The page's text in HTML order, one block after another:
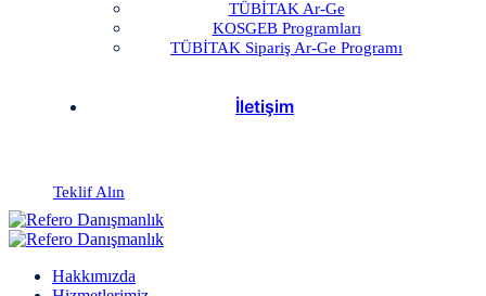
TÜBİTAK Ar-Ge
KOSGEB Programları
TÜBİTAK Sipariş Ar-Ge Programı
İletişim
Teklif Alın
Hakkımızda